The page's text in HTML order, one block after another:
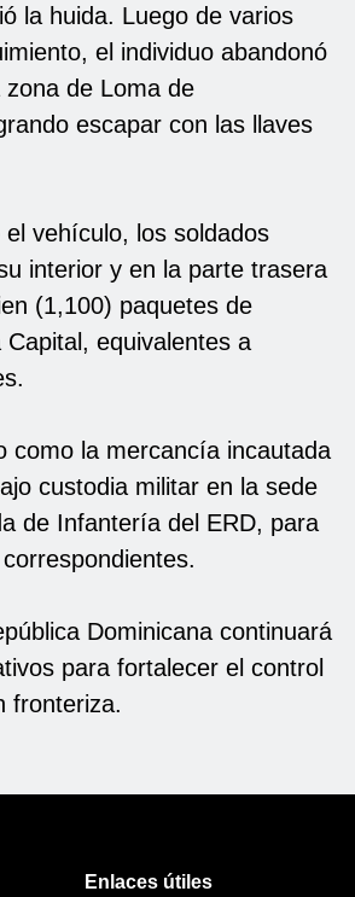
la huida. Luego de varios
el individuo abandonó
de Loma de
escapar con las llaves
vehículo, los soldados
interior y en la parte trasera
(1,100) paquetes de
equivalentes a
como la mercancía incautada
custodia militar en la sede
de Infantería del ERD, para
Dominicana continuará
para fortalecer el control
fronteriza.
Enlaces útiles